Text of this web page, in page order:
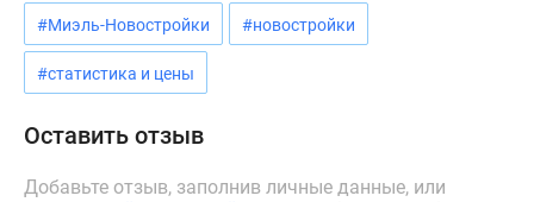
Эксперты
авторы
проекте
Реклама
#Миэль-Новостройки #новостройки
#статистика и цены
Оставить отзыв
Добавьте отзыв, заполнив личные данные, или